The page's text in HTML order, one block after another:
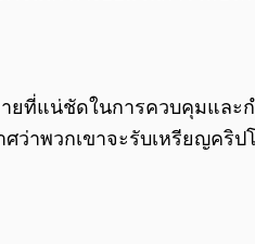
ยที่แน่ชัดในการควบคุมแล
ว่าพวกเขาจะรับเหรียญคริป